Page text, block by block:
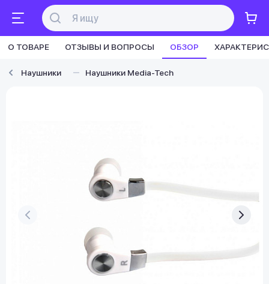
О ТОВАРЕ ОТЗЫВЫ И ВОПРОСЫ ОБЗОР
Наушники Наушники Media-Tech